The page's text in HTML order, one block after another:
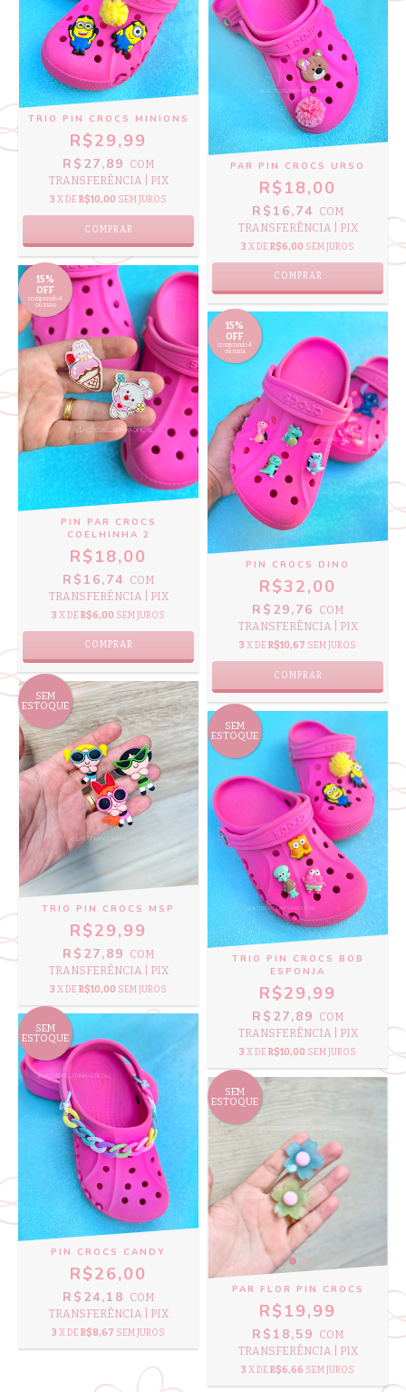
TRIO PIN CROCS MINIONS
R$29,99
R$27,89
COM
TRANSFERÊNCIA | PIX
3 X DE R$10,00 SEM JUROS
PAR PIN CROCS URSO
R$18,00
R$16,74 COM
TRANSFERÊNCIA | PIX
3 X DE R$6,00 SEM JUROS
15%
OFF
comprando 4
ou mais
PIN PAR CROCS
COELHINHA 2
R$18,00
R$16,74 COM
TRANSFERÊNCIA | PIX
3 X DE R$6,00 SEM JUROS
15%
OFF
comprando 4
ou mais
PIN CROCS DINO
R$32,00
R$29,76
COM
TRANSFERÊNCIA | PIX
3 X DE R$10,67 SEM JUROS
SEM
ESTOQUE
TRIO PIN CROCS MSP
R$29,99
R$27,89
COM
TRANSFERÊNCIA | PIX
3 X DE R$10,00 SEM JUROS
SEM
ESTOQUE
TRIO PIN CROCS BOB
ESPONJA
R$29,99
R$27,89
COM
TRANSFERÊNCIA | PIX
3 X DE R$10,00 SEM JUROS
SEM
ESTOQUE
PIN CROCS CANDY
R$26,00
R$24,18
COM
TRANSFERÊNCIA | PIX
3 X DE R$8,67 SEM JUROS
SEM
ESTOQUE
PAR FLOR PIN CROCS
R$19,99
R$18,59
COM
TRANSFERÊNCIA | PIX
3 X DE R$6,66 SEM JUROS